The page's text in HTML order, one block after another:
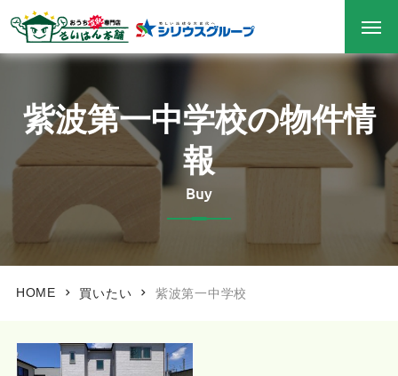
紫波第一中学校の物件情
報
Buy
HOME 買いたい 紫波第一中学校